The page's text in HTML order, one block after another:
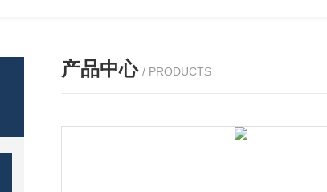
产品中心 / PRODUCTS